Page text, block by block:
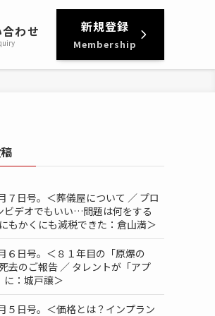
わせ 新規登録
Membership
７日号。＜葬儀屋について ／ プロ
ビデオでもいい…問題は何をする
もかくにも減税できた：倉山満＞
６日号。＜８１年目の「原爆の
去のご報告 ／ タレントが「アプ
に：城戸譲＞
５日号。＜価格とは？インプラン